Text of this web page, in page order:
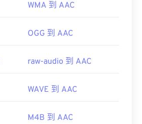
WMA 到 AAC
OGG 到 AAC
raw-audio 到 AAC
WAVE 到 AAC
M4B 到 AAC